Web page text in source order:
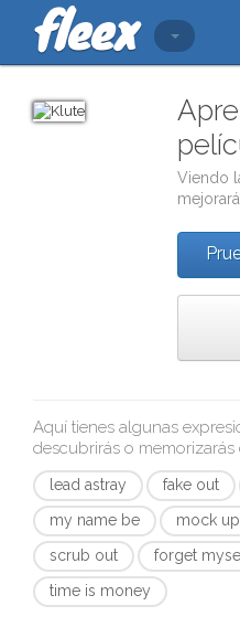
Viendo
Aquí tienes algunas
descubrirás o memorizarás
lead astray fake out
my name be
mock up
scrub out
forget
time is money